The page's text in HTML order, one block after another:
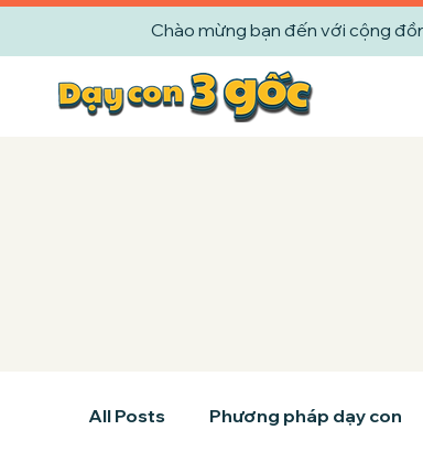
Chào mừng bạn đến với cộng
All Posts Phương pháp dạy con